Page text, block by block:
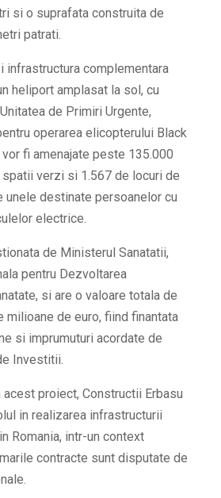
si o suprafata construita de
patrati.
infrastructura complementara
heliport amplasat la sol, cu
de Primiri Urgente,
operarea elicopterului Black
fi amenajate peste 135.000
verzi si 1.567 de locuri de
unele destinate persoanelor cu
electrice.
de Ministerul Sanatatii,
pentru Dezvoltarea
si are o valoare totala de
milioane de euro, fiind finantata
si imprumuturi acordate de
Investitii.
proiect, Constructii Erbasu
in realizarea infrastructurii
Romania, intr-un context
contracte sunt disputate de